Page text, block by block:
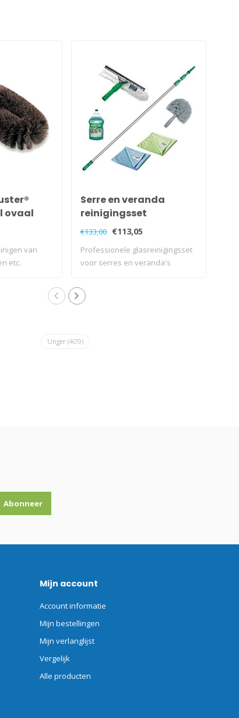
ovaal
van
etc.
Serre en veranda
reinigingsset
€133,00 €113,05
Professionele glasreinigingsset
voor serres en veranda's
Unger (409)
Abonneer
Mijn account
Account informatie
Mijn bestellingen
Mijn verlanglijst
Vergelijk
Alle producten